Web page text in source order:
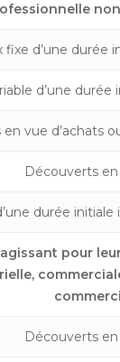
fixe d’une durée
d’une durée
en vue d’achats
Découverts
durée
pour
Découverts